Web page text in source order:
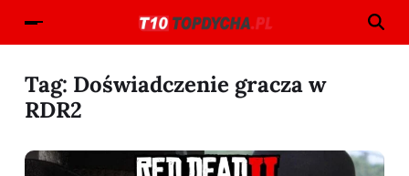
Tag: Doświadczenie gracza w
RDR2